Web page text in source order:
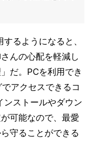
るようになると、
んの心配を軽減し
だ。PCを利用でき
アクセスできるコ
ンストールやダウン
可能なので、最愛
守ることができる